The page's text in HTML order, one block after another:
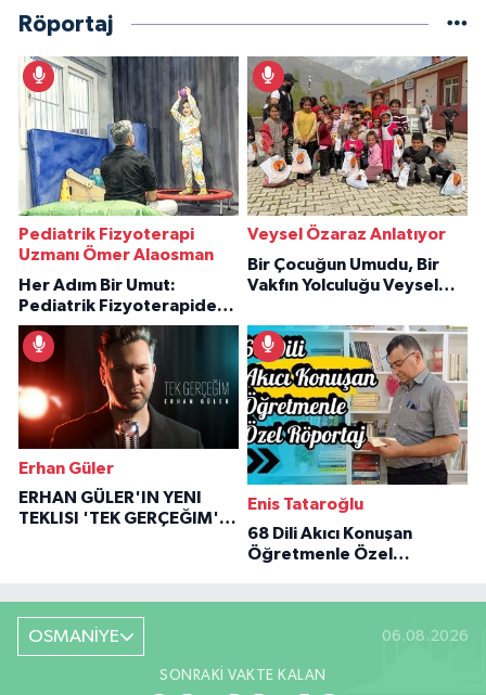
Röportaj
Pediatrik Fizyoterapi
Uzmanı Ömer Alaosman
Her Adım Bir Umut:
Pediatrik Fizyoterapiden
İlham Veren Hikâyeler
Veysel Özaraz Anlatıyor
Bir Çocuğun Umudu, Bir
Vakfın Yolculuğu Veysel
Erhan Güler
ERHAN GÜLER'IN YENI
TEKLISI 'TEK GERÇEĞIM'LE
Enis Tataroğlu
68 Dili Akıcı Konuşan
Öğretmenle Özel
OSMANİYE 06.08.2026
SONRAKI VAKTE KALAN